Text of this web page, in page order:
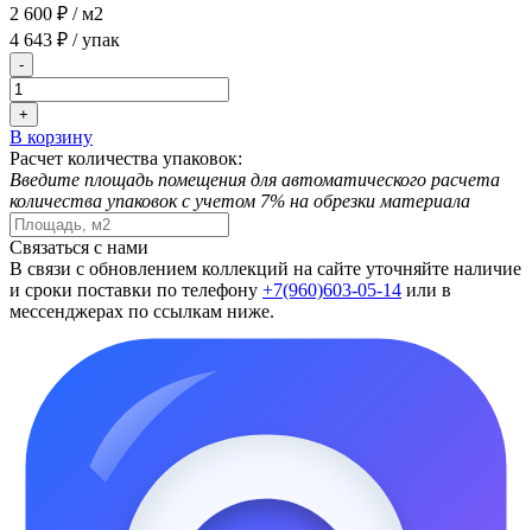
2 600 ₽ / м2
4 643 ₽ / упак
-
+
В корзину
Расчет количества упаковок:
Введите площадь помещения для автоматического расчета
количества упаковок с учетом 7% на обрезки материала
Связаться с нами
В связи с обновлением коллекций на сайте уточняйте наличие
и сроки поставки по телефону +7(960)603-05-14 или в
мессенджерах по ссылкам ниже.